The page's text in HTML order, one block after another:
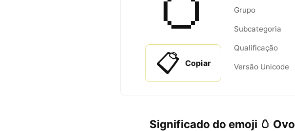
📋 Copiar
Grupo
Subcategoria
Qualificação
Versão Unicode
Significado do emoji 🥚 Ovo